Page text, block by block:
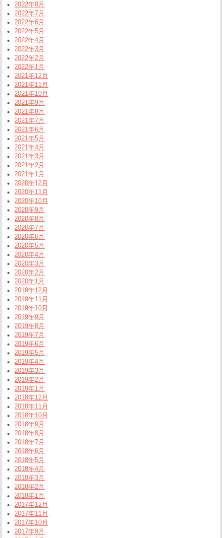
2022年8月
2022年7月
2022年6月
2022年5月
2022年4月
2022年3月
2022年2月
2022年1月
2021年12月
2021年11月
2021年10月
2021年9月
2021年8月
2021年7月
2021年6月
2021年5月
2021年4月
2021年3月
2021年2月
2021年1月
2020年12月
2020年11月
2020年10月
2020年9月
2020年8月
2020年7月
2020年6月
2020年5月
2020年4月
2020年3月
2020年2月
2020年1月
2019年12月
2019年11月
2019年10月
2019年9月
2019年8月
2019年7月
2019年6月
2019年5月
2019年4月
2019年3月
2019年2月
2019年1月
2018年12月
2018年11月
2018年10月
2018年9月
2018年8月
2018年7月
2018年6月
2018年5月
2018年4月
2018年3月
2018年2月
2018年1月
2017年12月
2017年11月
2017年10月
2017年9月